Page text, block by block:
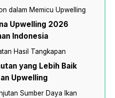
dalam Memicu Upwelling
Upwelling 2026
Indonesia
Hasil Tangkapan
yang Lebih Baik
Upwelling
Sumber Daya Ikan